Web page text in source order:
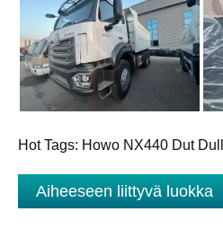
Hot Tags: Howo NX440 Dut
Aiheeseen liittyvä luokka